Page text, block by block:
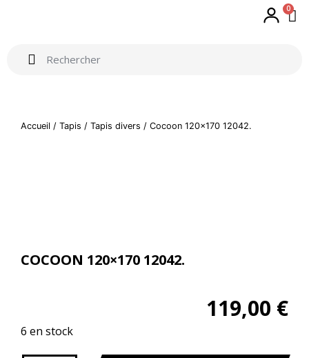
0
Accueil / Tapis / Tapis divers / Cocoon 120×170 12042.
COCOON 120×170 12042.
119,00 €
6 en stock